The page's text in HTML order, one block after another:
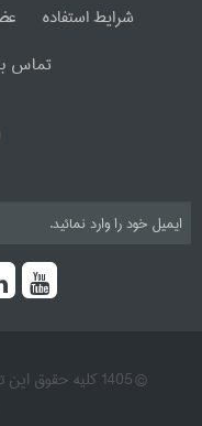
شرایط استفاده
تماس
© 1405 کلیه حقوق